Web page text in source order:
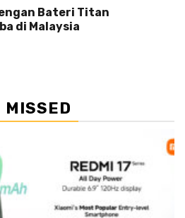
Bateri Titan
di Malaysia
MISSED